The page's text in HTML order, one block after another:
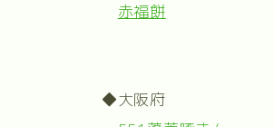
赤福餅
◆大阪府